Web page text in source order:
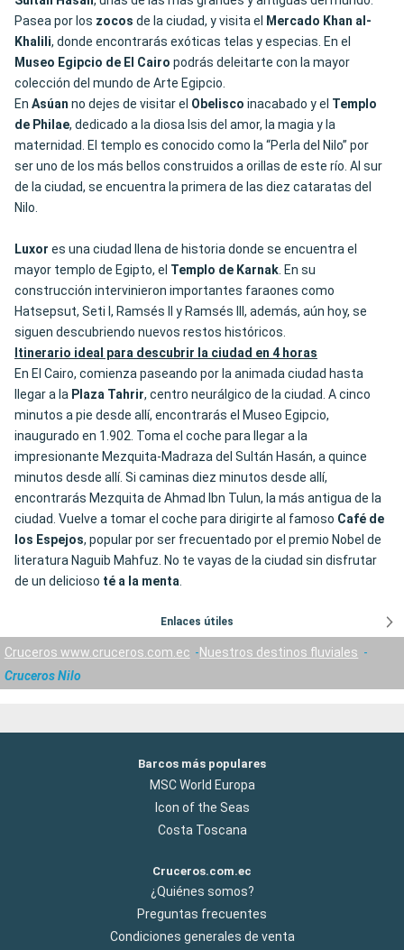
Pasea por los zocos de la ciudad, y visita el Mercado Khan al-
Khalili, donde encontrarás exóticas telas y especias. En el
Museo Egipcio de El Cairo podrás deleitarte con la mayor
colección del mundo de Arte Egipcio.
En Asúan no dejes de visitar el Obelisco inacabado y el Templo
de Philae, dedicado a la diosa Isis del amor, la magia y la
maternidad. El templo es conocido como la “Perla del Nilo” por
ser uno de los más bellos construidos a orillas de este río. Al sur
de la ciudad, se encuentra la primera de las diez cataratas del
Nilo.
Luxor es una ciudad llena de historia donde se encuentra el
mayor templo de Egipto, el Templo de Karnak. En su
construcción intervinieron importantes faraones como
Hatsepsut, Seti I, Ramsés II y Ramsés III , además, aún hoy, se
siguen descubriendo nuevos restos históricos.
Itinerario ideal para descubrir la ciudad en 4 horas
En El Cairo, comienza paseando por la animada ciudad hasta
llegar a la Plaza Tahrir, centro neurálgico de la ciudad. A cinco
minutos a pie desde allí, encontrarás el Museo Egipcio,
inaugurado en 1.902. Toma el coche para llegar a la
impresionante Mezquita-Madraza del Sultán Hasán, a quince
minutos desde allí. Si caminas diez minutos desde allí,
encontrarás Mezquita de Ahmad Ibn Tulun, la más antigua de la
ciudad. Vuelve a tomar el coche para dirigirte al famoso Café de
los Espejos, popular por ser frecuentado por el premio Nobel de
literatura Naguib Mahfuz. No te vayas de la ciudad sin disfrutar
de un delicioso té a la menta.
Enlaces útiles
Cruceros www.cruceros.com.ec
Nuestros destinos fluviales
Cruceros Nilo
Barcos más populares
MSC World Europa
Icon of the Seas
Costa Toscana
Cruceros.com.ec
¿Quiénes somos?
Preguntas frecuentes
Condiciones generales de venta